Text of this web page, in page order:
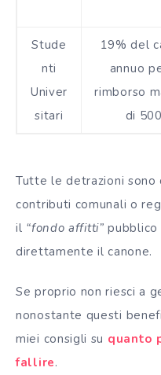
Stude
nti
Univer
sitari
19% del
annuo
rimborso
di
Tutte le detrazioni sono
contributi comunali o
il “fondo affitti” pubblico
direttamente il canone.
Se proprio non riesci a
nonostante questi
miei consigli su quanto
fallire.